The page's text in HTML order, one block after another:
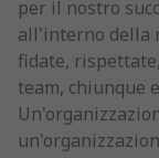
per il nostro
all'interno della
fidate,
team, chiunque